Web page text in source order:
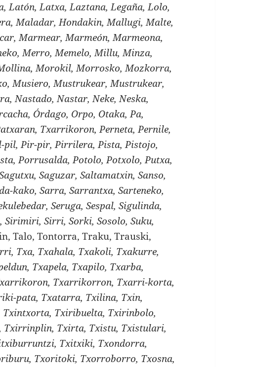
Latón, Latxa, Laztana, Legaña, Lolo,
Maladar, Hondakin, Mallugi, Malte,
Marmear, Marmeón, Marmeona,
Merro, Memelo, Millu, Minza,
Morokil, Morrosko, Mozkorra,
Musiero, Mustrukear, Mustrukear,
Nastado, Nastar, Neke, Neska,
Órdago, Orpo, Otaka, Pa,
Txarrikoron, Perneta, Pernile,
pil, Pir-pir, Pirrilera, Pista, Pistojo,
Porrusalda, Potolo, Potxolo, Putxa,
Saguzar, Saltamatxin, Sanso,
kako, Sarra, Sarrantxa, Sarteneko,
Seruga, Sespal, Sigulinda,
Sirimiri, Sirri, Sorki, Sosolo, Suku,
Talo, Tontorra, Traku, Trauski,
Txa, Txahala, Txakoli, Txakurre,
Txapela, Txapilo, Txarba,
Txarrikorron, Txarri-korta,
pata, Txatarra, Txilina, Txin,
Txiribuelta, Txirinbolo,
Txirta, Txistu, Txistulari,
Txitxiki, Txondorra,
Txoritoki, Txorroborro, Txosna,